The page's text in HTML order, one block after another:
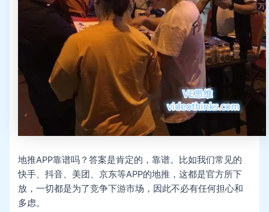
地推APP靠谱吗？答案是肯定的，靠谱。比如我们常见的
快手、抖音、美团、京东等APP的地推，这都是官方所下
放，一切都是为了竞争下游市场，因此不必有任何担心和
多虑。